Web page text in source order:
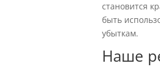
становится
быть
убыткам.
Наше